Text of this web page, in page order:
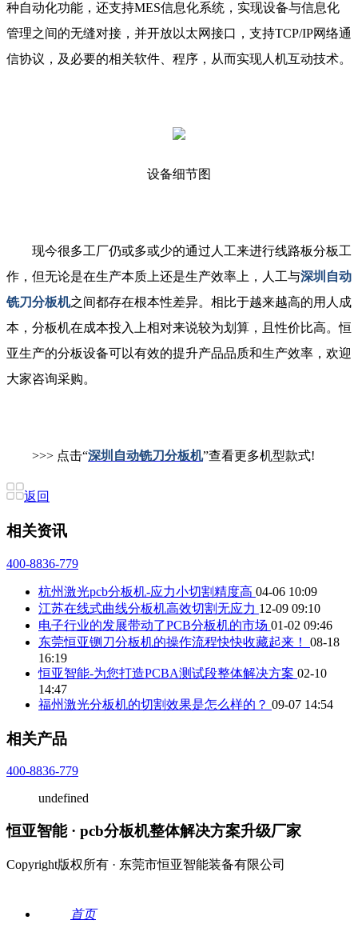
种自动化功能，还支持MES信息化系统，实现设备与信息化
管理之间的无缝对接，并开放以太网接口，支持TCP/IP网络通
信协议，及必要的相关软件、程序，从而实现人机互动技术。
设备细节图
现今很多工厂仍或多或少的通过人工来进行线路板分板工
作，但无论是在生产本质上还是生产效率上，人工与深圳自动
铣刀分板机之间都存在根本性差异。相比于越来越高的用人成
本，分板机在成本投入上相对来说较为划算，且性价比高。恒
亚生产的分板设备可以有效的提升产品品质和生产效率，欢迎
大家咨询采购。
>>> 点击“深圳自动铣刀分板机”查看更多机型款式!
返回
相关资讯
400-8836-779
杭州激光pcb分板机-应力小切割精度高 04-06 10:09
江苏在线式曲线分板机高效切割无应力 12-09 09:10
电子行业的发展带动了PCB分板机的市场 01-02 09:46
东莞恒亚铡刀分板机的操作流程快快收藏起来！ 08-18
16:19
恒亚智能-为您打造PCBA测试段整体解决方案 02-10
14:47
福州激光分板机的切割效果是怎么样的？ 09-07 14:54
相关产品
400-8836-779
undefined
恒亚智能 · pcb分板机整体解决方案升级厂家
Copyright版权所有 · 东莞市恒亚智能装备有限公司
首页